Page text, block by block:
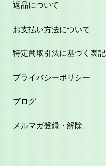
返品について
お支払い方法について
特定商取引法に基づく表記
プライバシーポリシー
ブログ
メルマガ登録・解除